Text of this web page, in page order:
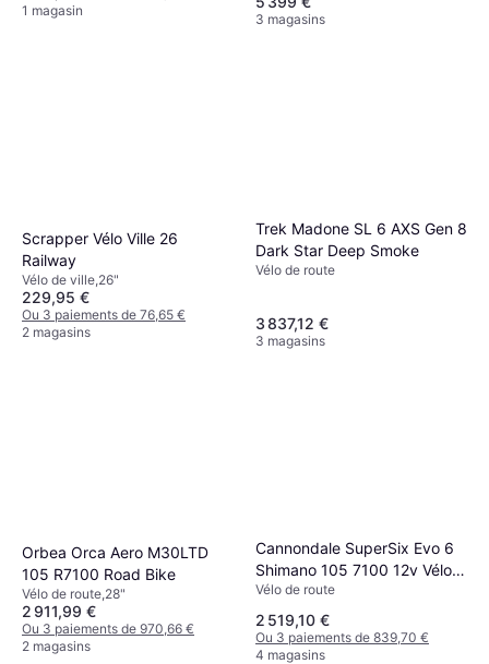
1 magasin
3 magasins
Scrapper Vélo Ville 26
Railway
Vélo de ville,26"
229,95 €
Ou 3 paiements de 76,65 €
2 magasins
Trek Madone SL 6 AXS Gen 8
Dark Star Deep Smoke
Vélo de route
3 837,12 €
3 magasins
Orbea Orca Aero M30LTD
105 R7100 Road Bike
Vélo de route,28"
2 911,99 €
Ou 3 paiements de 970,66 €
2 magasins
Cannondale SuperSix Evo 6
Shimano 105 7100 12v Vélo
Route
Vélo de route
2 519,10 €
Ou 3 paiements de 839,70 €
4 magasins